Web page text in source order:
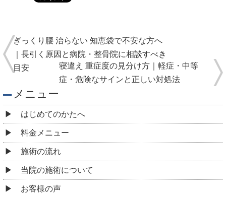
ぎっくり腰 治らない 知恵袋で不安な方へ
｜長引く原因と病院・整骨院に相談すべき
目安
寝違え 重症度の見分け方｜軽症・中等
症・危険なサインと正しい対処法
メニュー
はじめてのかたへ
料金メニュー
施術の流れ
当院の施術について
お客様の声